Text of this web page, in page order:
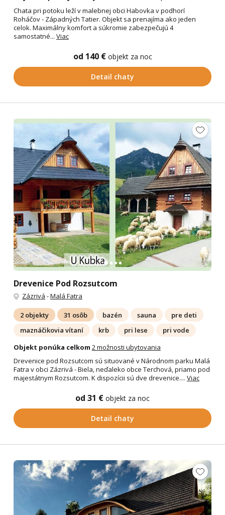
Chata pri potoku leží v malebnej obci Habovka v podhorí
Roháčov - Západných Tatier. Objekt sa prenajíma ako jeden
celok. Maximálny komfort a súkromie zabezpečujú 4
samostatné... Viac
od 140 € objekt za noc
Detail chaty
Drevenice Pod Rozsutcom
Zázrivá -Malá Fatra
2 objekty 31 osôb bazén sauna
pre deti
maznáčikovia vítaní
krb pri lese
pri vode
Objekt ponúka celkom 2 možnosti ubytovania
Drevenice pod Rozsutcom sú situované v Národnom parku Malá
Fatra v obci Zázrivá - Biela, neďaleko obce Terchová, priamo pod
majestátnym Rozsutcom. K dispozícii sú dve drevenice.... Viac
od 31 € objekt za noc
Detail chaty